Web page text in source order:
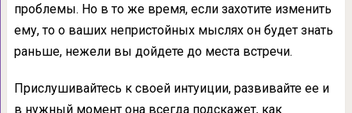
проблемы. Но в то же время, если захотите изменить
ему, то о ваших непристойных мыслях он будет знать
раньше, нежели вы дойдете до места встречи.
Прислушивайтесь к своей интуиции, развивайте ее и
в нужный момент она всегда подскажет, как